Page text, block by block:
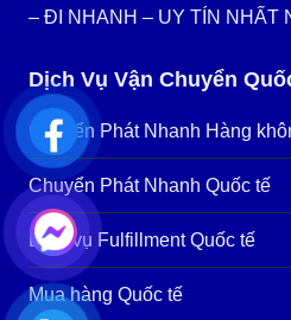
– ĐI NHANH – UY TÍN NHẤT
Dịch Vụ Vận Chuyển
Chuyển Phát Nhanh Hàng
Chuyển Phát Nhanh Quốc tế
Dịch vụ Fulfillment Quốc tế
Mua hàng Quốc tế